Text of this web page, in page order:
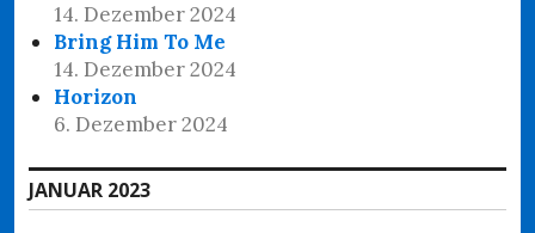
14. Dezember 2024
Bring Him To Me
14. Dezember 2024
Horizon
6. Dezember 2024
JANUAR 2023